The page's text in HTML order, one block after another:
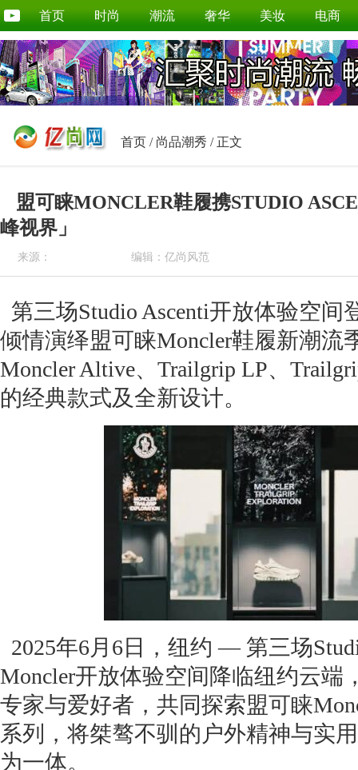
首页 时尚 潮流 奢华 美妆 电商
首页 / 尚品潮秀 / 正文
盟可睐MONCLER鞋履携STUDIO
峰视界」
来源： 编辑：亿尚风范
第三场Studio Ascenti开放体验空间
倾情演绎盟可睐Moncler鞋履新潮流
Moncler Altive、Trailgrip LP、
的经典款式及全新设计。
2025年6月6日，纽约 — 第三场
Moncler开放体验空间降临纽约云端
专家与爱好者，共同探索盟可睐
系列，将桀骜不驯的户外精神与实
为一体。